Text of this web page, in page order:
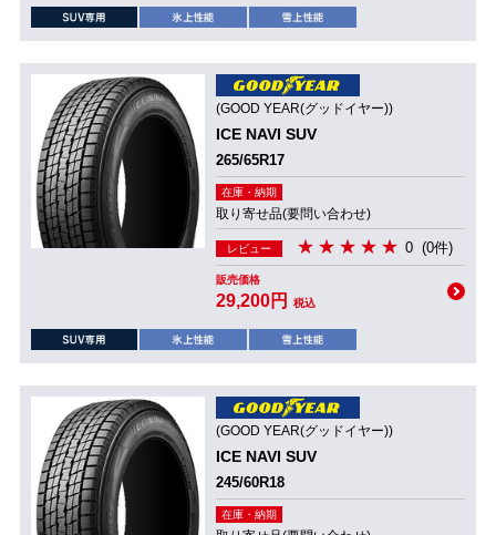
(GOOD YEAR(グッドイヤー))
ICE NAVI SUV
265/65R17
在庫・納期
取り寄せ品(要問い合わせ)
レビュー 0 (0件)
販売価格
29,200円 税込
(GOOD YEAR(グッドイヤー))
ICE NAVI SUV
245/60R18
在庫・納期